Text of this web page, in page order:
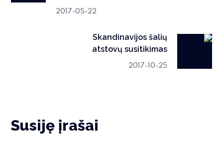
2017-05-22
Skandinavijos šalių
atstovų susitikimas
2017-10-25
Susiję įrašai